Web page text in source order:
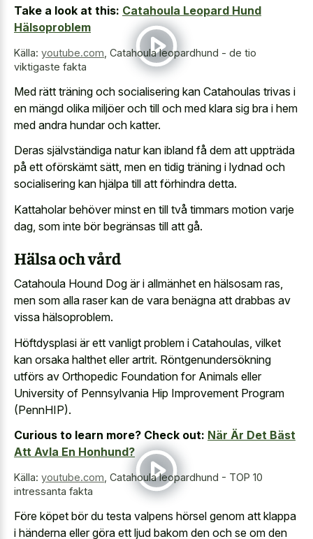
Take a look at this: Catahoula Leopard Hund
Hälsoproblem
Källa: youtube.com Catahoula leopardhund - de tio
viktigaste fakta
Med rätt träning och socialisering kan Catahoulas trivas i
en mängd olika miljöer och till och med klara sig bra i hem
med andra hundar och katter.
Deras självständiga natur kan ibland få dem att uppträda
på ett oförskämt sätt, men en tidig träning i lydnad och
socialisering kan hjälpa till att förhindra detta.
Kattaholar behöver minst en till två timmars motion varje
dag, som inte bör begränsas till att gå.
Hälsa och vård
Catahoula Hound Dog är i allmänhet en hälsosam ras,
men som alla raser kan de vara benägna att drabbas av
vissa hälsoproblem.
Höftdysplasi är ett vanligt problem i Catahoulas, vilket
kan orsaka halthet eller artrit. Röntgenundersökning
utförs av Orthopedic Foundation for Animals eller
University of Pennsylvania Hip Improvement Program
(PennHIP).
Curious to learn more? Check out: När Är Det Bäst
Att Avla En Honhund?
Källa: youtube.com Catahoula leopardhund - TOP 10
intressanta fakta
Före köpet bör du testa valpens hörsel genom att klappa
i händerna eller göra ett ljud bakom den och se om den